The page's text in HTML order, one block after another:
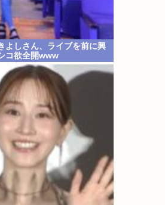
よしさん、ライブを前に興
コ欲全開www